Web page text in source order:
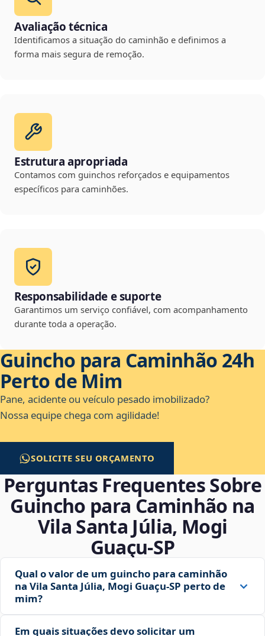
Avaliação técnica
Identificamos a situação do caminhão e definimos a
forma mais segura de remoção.
Estrutura apropriada
Contamos com guinchos reforçados e equipamentos
específicos para caminhões.
Responsabilidade e suporte
Garantimos um serviço confiável, com acompanhamento
durante toda a operação.
Guincho para Caminhão 24h
Perto de Mim
Pane, acidente ou veículo pesado imobilizado?
Nossa equipe chega com agilidade!
SOLICITE SEU ORÇAMENTO
Perguntas Frequentes Sobre
Guincho para Caminhão na
Vila Santa Júlia, Mogi
Guaçu‑SP
Qual o valor de um guincho para caminhão
na Vila Santa Júlia, Mogi Guaçu‑SP perto de
mim?
Em quais situações devo solicitar um